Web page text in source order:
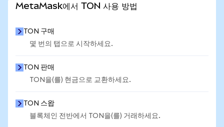
MetaMask에서 TON 사용 방법
TON 구매
몇 번의 탭으로 시작하세요.
TON 판매
TON을(를) 현금으로 교환하세요.
TON 스왑
블록체인 전반에서 TON을(를) 거래하세요.